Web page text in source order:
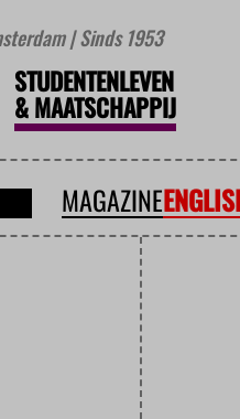
| Sinds 1953
STUDENTENLEVEN
&MAATSCHAPPIJ
MAGAZINE